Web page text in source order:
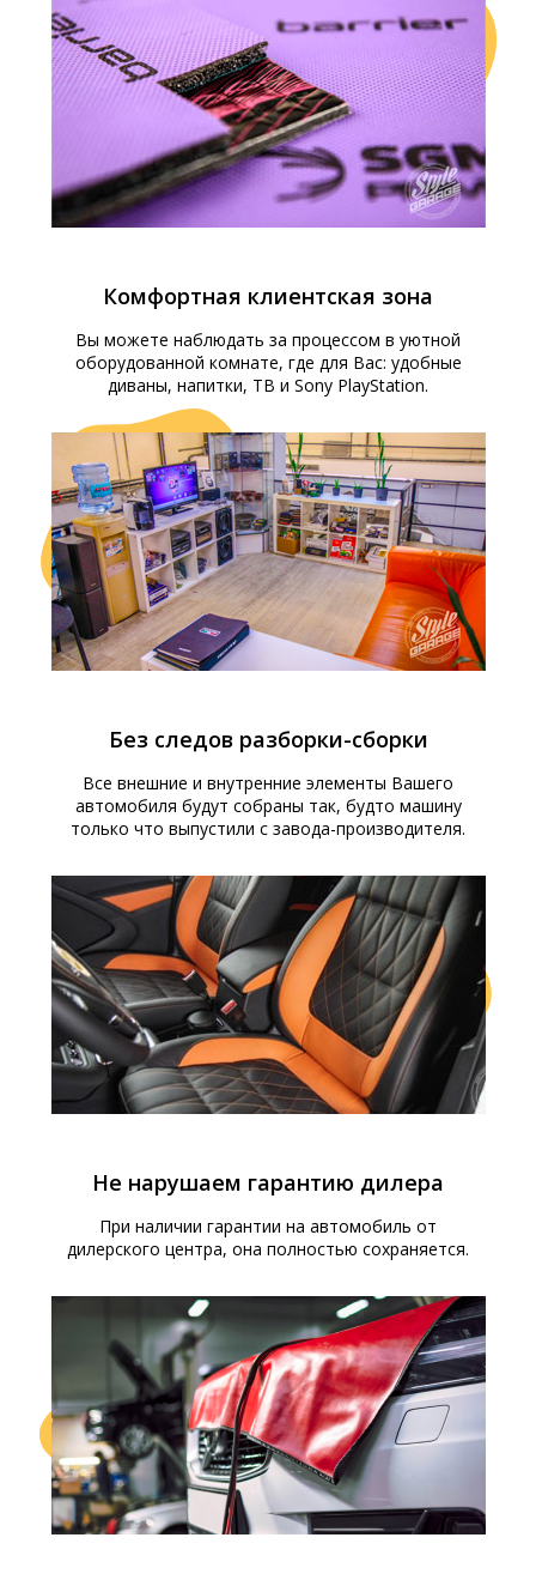
Комфортная клиентская зона
Вы можете наблюдать за процессом в уютной
оборудованной комнате, где для Вас: удобные
диваны, напитки, ТВ и Sony PlayStation.
Без следов разборки-сборки
Все внешние и внутренние элементы Вашего
автомобиля будут собраны так, будто машину
только что выпустили с завода-производителя.
Не нарушаем гарантию дилера
При наличии гарантии на автомобиль от
дилерского центра, она полностью сохраняется.